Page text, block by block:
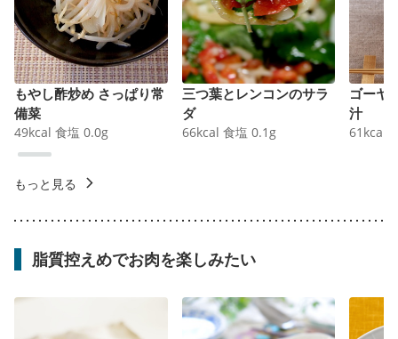
もやし酢炒め さっぱり常
備菜
49kcal 食塩 0.0g
三つ葉とレンコンのサラ
ダ
66kcal 食塩 0.1 g
ゴーヤ
汁
61 kcal
もっと見る
脂質控えめでお肉を楽しみたい